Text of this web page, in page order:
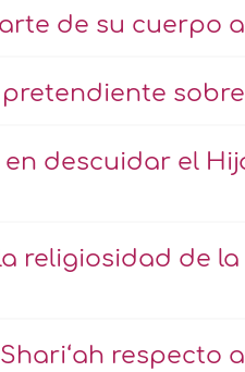
de su cuerpo
descuidar el
religiosidad de
respecto